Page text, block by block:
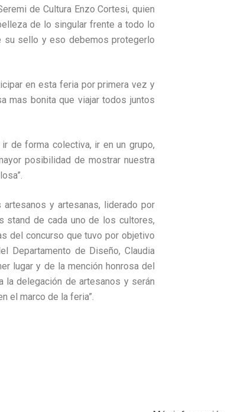
de Cultura Enzo Cortesi, quien
de lo singular frente a todo lo
su sello y eso debemos protegerlo
en esta feria por primera vez y
mas bonita que viajar todos juntos
de forma colectiva, ir en un grupo,
posibilidad de mostrar nuestra
y artesanas, liderado por
stand de cada uno de los cultores,
del concurso que tuvo por objetivo
Departamento de Diseño, Claudia
lugar y de la mención honrosa del
la delegación de artesanos y serán
el marco de la feria”.